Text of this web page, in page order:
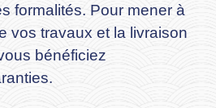
formalités. Pour mener à
vos travaux et la livraison
bénéficiez